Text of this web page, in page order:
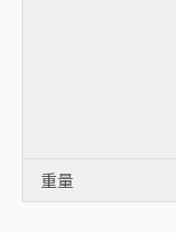
重量